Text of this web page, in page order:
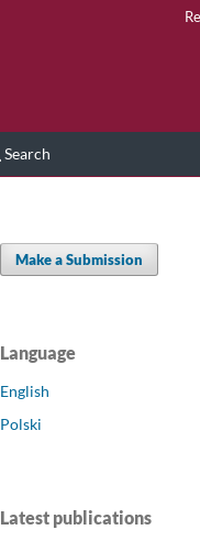
Search
Make a Submission
Language
English
Polski
Latest publications